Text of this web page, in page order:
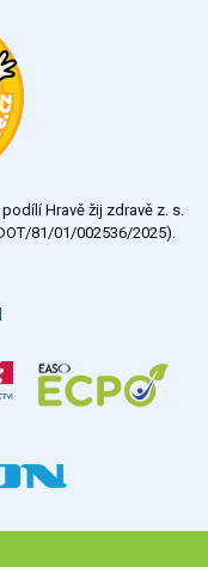
Všechny ankety
Hravě žij zdravě z. s.
81/01/002536/2025).